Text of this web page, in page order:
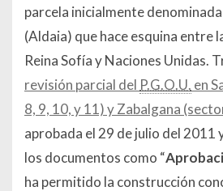
parcela inicialmente
(Aldaia) que hace esquina entre
Reina Sofía y Naciones Unidas.
revisión parcial del P.G.O.U. en
8, 9, 10, y 11) y Zabalgana
aprobada el 29 de julio del 2011
los documentos como “
ha permitido la construcción